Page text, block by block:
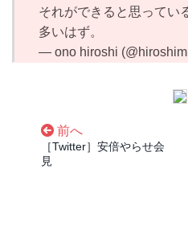
それができると思ってい
多いはず。
— ono hiroshi
前へ
［Twitter］安倍やらせ会
見